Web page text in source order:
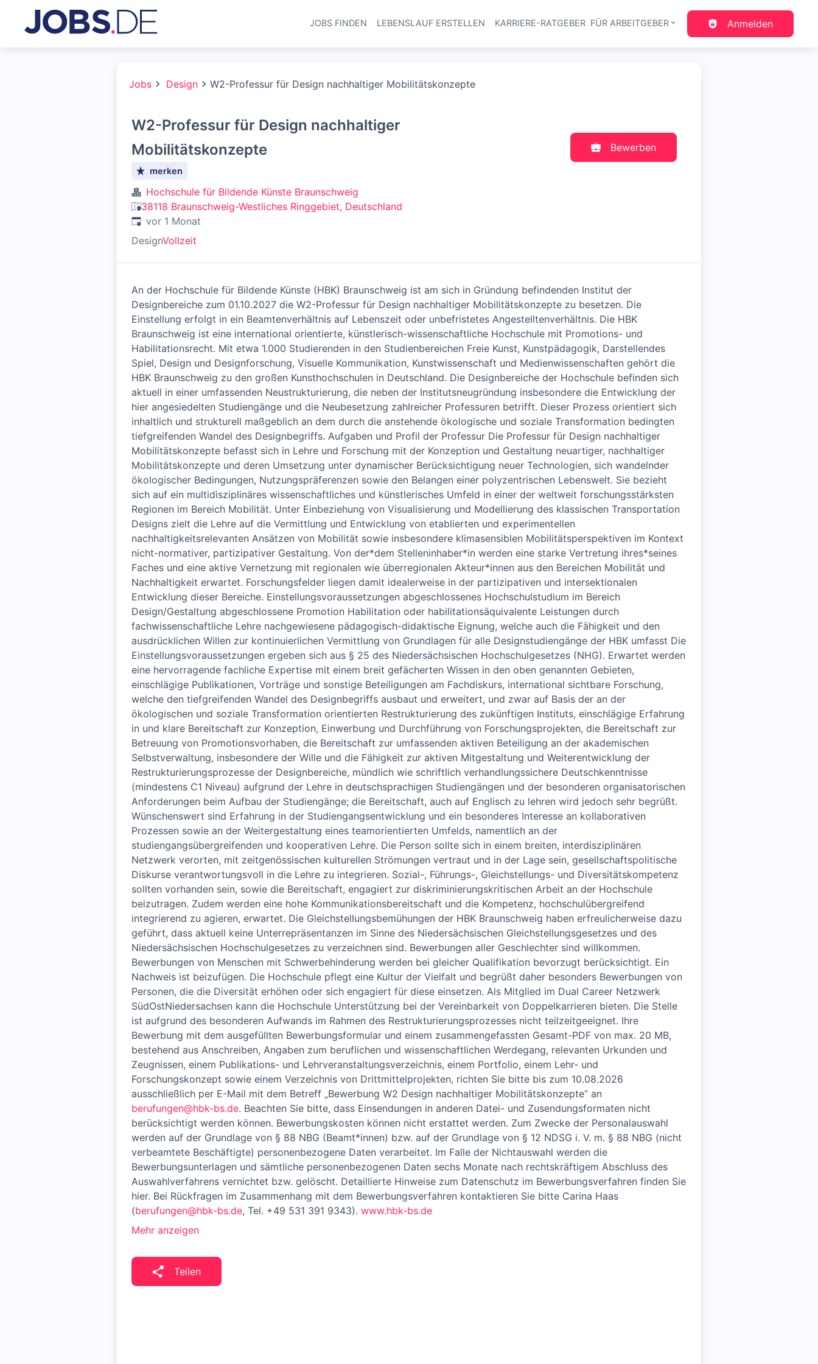
Haupt-Navigation
JOBS FINDEN LEBENSLAUF ERSTELLEN KARRIERE-RATGEBER FÜR ARBEITGEBER Anmelden
Jobs Design W2-Professur für Design nachhaltiger Mobilitätskonzepte
W2-Professur für Design nachhaltiger
Mobilitätskonzepte
merken
Hochschule für Bildende Künste Braunschweig
38118 Braunschweig-Westliches Ringgebiet, Deutschland
Veröffentlicht:
vor 1 Monat
DesignVollzeit
Bewerben
An der Hochschule für Bildende Künste (HBK) Braunschweig ist am sich in Gründung befindenden Institut der
Designbereiche zum 01.10.2027 die W2-Professur für Design nachhaltiger Mobilitätskonzepte zu besetzen. Die
Einstellung erfolgt in ein Beamtenverhältnis auf Lebenszeit oder unbefristetes Angestelltenverhältnis. Die HBK
Braunschweig ist eine international orientierte, künstlerisch-wissenschaftliche Hochschule mit Promotions- und
Habilitationsrecht. Mit etwa 1.000 Studierenden in den Studienbereichen Freie Kunst, Kunstpädagogik, Darstellendes
Spiel, Design und Designforschung, Visuelle Kommunikation, Kunstwissenschaft und Medienwissenschaften gehört die
HBK Braunschweig zu den großen Kunsthochschulen in Deutschland. Die Designbereiche der Hochschule befinden sich
aktuell in einer umfassenden Neustrukturierung, die neben der Institutsneugründung insbesondere die Entwicklung der
hier angesiedelten Studiengänge und die Neubesetzung zahlreicher Professuren betrifft. Dieser Prozess orientiert sich
inhaltlich und strukturell maßgeblich an dem durch die anstehende ökologische und soziale Transformation bedingten
tiefgreifenden Wandel des Designbegriffs. Aufgaben und Profil der Professur Die Professur für Design nachhaltiger
Mobilitätskonzepte befasst sich in Lehre und Forschung mit der Konzeption und Gestaltung neuartiger, nachhaltiger
Mobilitätskonzepte und deren Umsetzung unter dynamischer Berücksichtigung neuer Technologien, sich wandelnder
ökologischer Bedingungen, Nutzungspräferenzen sowie den Belangen einer polyzentrischen Lebenswelt. Sie bezieht
sich auf ein multidisziplinäres wissenschaftliches und künstlerisches Umfeld in einer der weltweit forschungsstärksten
Regionen im Bereich Mobilität. Unter Einbeziehung von Visualisierung und Modellierung des klassischen Transportation
Designs zielt die Lehre auf die Vermittlung und Entwicklung von etablierten und experimentellen
nachhaltigkeitsrelevanten Ansätzen von Mobilität sowie insbesondere klimasensiblen Mobilitätsperspektiven im Kontext
nicht-normativer, partizipativer Gestaltung. Von der*dem Stelleninhaber*in werden eine starke Vertretung ihres*seines
Faches und eine aktive Vernetzung mit regionalen wie überregionalen Akteur*innen aus den Bereichen Mobilität und
Nachhaltigkeit erwartet. Forschungsfelder liegen damit idealerweise in der partizipativen und intersektionalen
Entwicklung dieser Bereiche. Einstellungsvoraussetzungen abgeschlossenes Hochschulstudium im Bereich
Design/Gestaltung abgeschlossene Promotion Habilitation oder habilitationsäquivalente Leistungen durch
fachwissenschaftliche Lehre nachgewiesene pädagogisch-didaktische Eignung, welche auch die Fähigkeit und den
ausdrücklichen Willen zur kontinuierlichen Vermittlung von Grundlagen für alle Designstudiengänge der HBK umfasst Die
Einstellungsvoraussetzungen ergeben sich aus § 25 des Niedersächsischen Hochschulgesetzes (NHG). Erwartet werden
eine hervorragende fachliche Expertise mit einem breit gefächerten Wissen in den oben genannten Gebieten,
einschlägige Publikationen, Vorträge und sonstige Beteiligungen am Fachdiskurs, international sichtbare Forschung,
welche den tiefgreifenden Wandel des Designbegriffs ausbaut und erweitert, und zwar auf Basis der an der
ökologischen und soziale Transformation orientierten Restrukturierung des zukünftigen Instituts, einschlägige Erfahrung
in und klare Bereitschaft zur Konzeption, Einwerbung und Durchführung von Forschungsprojekten, die Bereitschaft zur
Betreuung von Promotionsvorhaben, die Bereitschaft zur umfassenden aktiven Beteiligung an der akademischen
Selbstverwaltung, insbesondere der Wille und die Fähigkeit zur aktiven Mitgestaltung und Weiterentwicklung der
Restrukturierungsprozesse der Designbereiche, mündlich wie schriftlich verhandlungssichere Deutschkenntnisse
(mindestens C1 Niveau) aufgrund der Lehre in deutschsprachigen Studiengängen und der besonderen organisatorischen
Anforderungen beim Aufbau der Studiengänge; die Bereitschaft, auch auf Englisch zu lehren wird jedoch sehr begrüßt.
Wünschenswert sind Erfahrung in der Studiengangsentwicklung und ein besonderes Interesse an kollaborativen
Prozessen sowie an der Weitergestaltung eines teamorientierten Umfelds, namentlich an der
studiengangsübergreifenden und kooperativen Lehre. Die Person sollte sich in einem breiten, interdisziplinären
Netzwerk verorten, mit zeitgenössischen kulturellen Strömungen vertraut und in der Lage sein, gesellschaftspolitische
Diskurse verantwortungsvoll in die Lehre zu integrieren. Sozial-, Führungs-, Gleichstellungs- und Diversitätskompetenz
sollten vorhanden sein, sowie die Bereitschaft, engagiert zur diskriminierungskritischen Arbeit an der Hochschule
beizutragen. Zudem werden eine hohe Kommunikationsbereitschaft und die Kompetenz, hochschulübergreifend
integrierend zu agieren, erwartet. Die Gleichstellungsbemühungen der HBK Braunschweig haben erfreulicherweise dazu
geführt, dass aktuell keine Unterrepräsentanzen im Sinne des Niedersächsischen Gleichstellungsgesetzes und des
Niedersächsischen Hochschulgesetzes zu verzeichnen sind. Bewerbungen aller Geschlechter sind willkommen.
Bewerbungen von Menschen mit Schwerbehinderung werden bei gleicher Qualifikation bevorzugt berücksichtigt. Ein
Nachweis ist beizufügen. Die Hochschule pflegt eine Kultur der Vielfalt und begrüßt daher besonders Bewerbungen von
Personen, die die Diversität erhöhen oder sich engagiert für diese einsetzen. Als Mitglied im Dual Career Netzwerk
SüdOstNiedersachsen kann die Hochschule Unterstützung bei der Vereinbarkeit von Doppelkarrieren bieten. Die Stelle
ist aufgrund des besonderen Aufwands im Rahmen des Restrukturierungsprozesses nicht teilzeitgeeignet. Ihre
Bewerbung mit dem ausgefüllten Bewerbungsformular und einem zusammengefassten Gesamt-PDF von max. 20 MB,
bestehend aus Anschreiben, Angaben zum beruflichen und wissenschaftlichen Werdegang, relevanten Urkunden und
Zeugnissen, einem Publikations- und Lehrveranstaltungsverzeichnis, einem Portfolio, einem Lehr- und
Forschungskonzept sowie einem Verzeichnis von Drittmittelprojekten, richten Sie bitte bis zum 10.08.2026
ausschließlich per E-Mail mit dem Betreff „Bewerbung W2 Design nachhaltiger Mobilitätskonzepte“ an
berufungen@hbk-bs.de. Beachten Sie bitte, dass Einsendungen in anderen Datei- und Zusendungsformaten nicht
berücksichtigt werden können. Bewerbungskosten können nicht erstattet werden. Zum Zwecke der Personalauswahl
werden auf der Grundlage von § 88 NBG (Beamt*innen) bzw. auf der Grundlage von § 12 NDSG i. V. m. § 88 NBG (nicht
verbeamtete Beschäftigte) personenbezogene Daten verarbeitet. Im Falle der Nichtauswahl werden die
Bewerbungsunterlagen und sämtliche personenbezogenen Daten sechs Monate nach rechtskräftigem Abschluss des
Auswahlverfahrens vernichtet bzw. gelöscht. Detaillierte Hinweise zum Datenschutz im Bewerbungsverfahren finden Sie
hier. Bei Rückfragen im Zusammenhang mit dem Bewerbungsverfahren kontaktieren Sie bitte Carina Haas
(berufungen@hbk-bs.de, Tel. +49 531 391 9343). www.hbk-bs.de
Mehr anzeigen
Teilen